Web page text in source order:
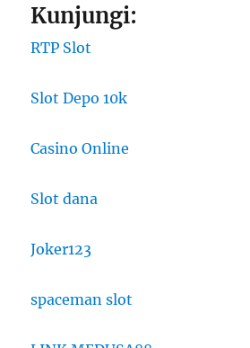
Kunjungi:
RTP Slot
Slot Depo 10k
Casino Online
Slot dana
Joker123
spaceman slot